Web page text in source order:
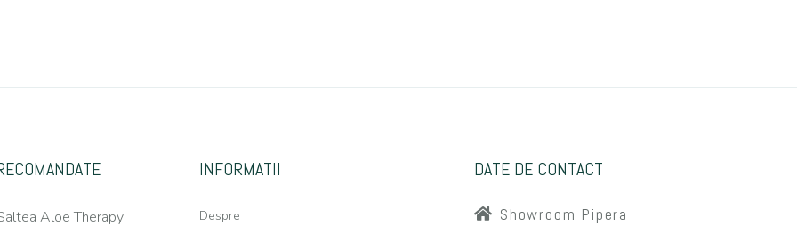
Aloe Therapy
INFORMATII
Despre
DATE DE CONTACT
Showroom Pipera